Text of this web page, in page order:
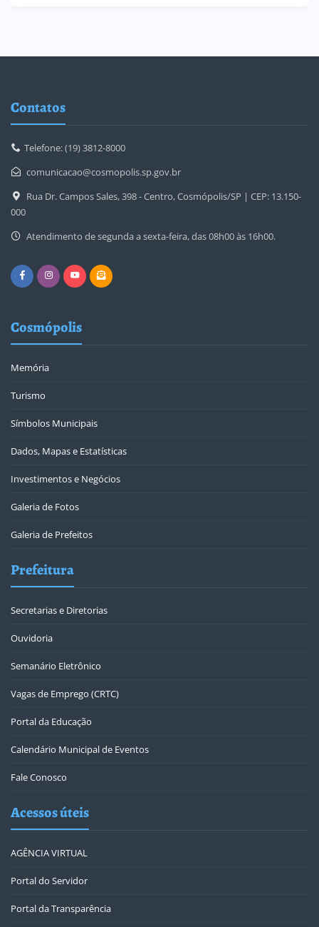
Contatos
Telefone: (19) 3812-8000
comunicacao@cosmopolis.sp.gov.br
Rua Dr. Campos Sales, 398 - Centro, Cosmópolis/SP | CEP: 13.150-
000
Atendimento de segunda a sexta-feira, das 08h00 às 16h00.
Cosmópolis
Memória
Turismo
Símbolos Municipais
Dados, Mapas e Estatísticas
Investimentos e Negócios
Galeria de Fotos
Galeria de Prefeitos
Prefeitura
Secretarias e Diretorias
Ouvidoria
Semanário Eletrônico
Vagas de Emprego (CRTC)
Portal da Educação
Calendário Municipal de Eventos
Fale Conosco
Acessos úteis
AGÊNCIA VIRTUAL
Portal do Servidor
Portal da Transparência